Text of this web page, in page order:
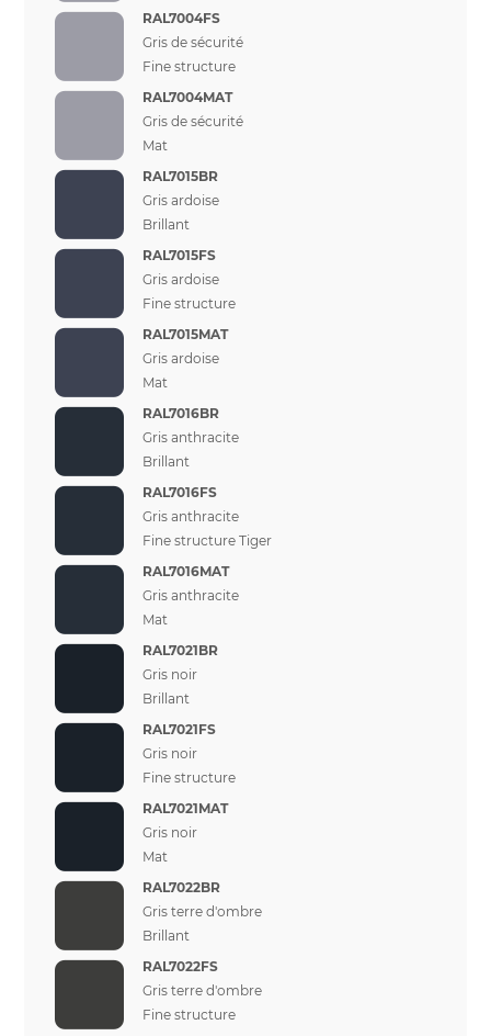
RAL7004FS
Gris de sécurité
Fine structure
RAL7004MAT
Gris de sécurité
Mat
RAL7015BR
Gris ardoise
Brillant
RAL7015FS
Gris ardoise
Fine structure
RAL7015MAT
Gris ardoise
Mat
RAL7016BR
Gris anthracite
Brillant
RAL7016FS
Gris anthracite
Fine structure Tiger
RAL7016MAT
Gris anthracite
Mat
RAL7021BR
Gris noir
Brillant
RAL7021FS
Gris noir
Fine structure
RAL7021MAT
Gris noir
Mat
RAL7022BR
Gris terre d'ombre
Brillant
RAL7022FS
Gris terre d'ombre
Fine structure